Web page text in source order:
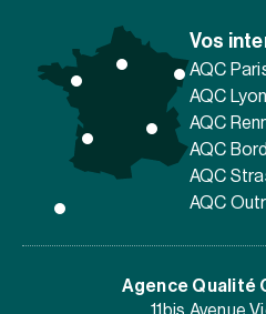
Vos
AQC
AQC Lyon
AQC
AQC
AQC
AQC
Agence Qualité
11bis Avenue